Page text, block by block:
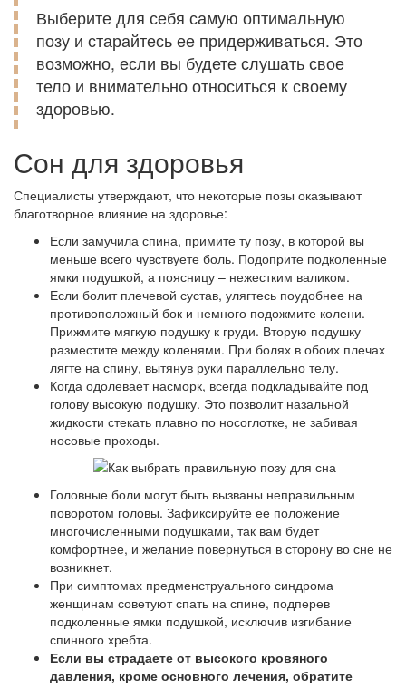
Выберите для себя самую оптимальную
позу и старайтесь ее придерживаться. Это
возможно, если вы будете слушать свое
тело и внимательно относиться к своему
здоровью.
Сон для здоровья
Специалисты утверждают, что некоторые позы оказывают
благотворное влияние на здоровье:
Если замучила спина, примите ту позу, в которой вы
меньше всего чувствуете боль. Подоприте подколенные
ямки подушкой, а поясницу – нежестким валиком.
Если болит плечевой сустав, улягтесь поудобнее на
противоположный бок и немного подожмите колени.
Прижмите мягкую подушку к груди. Вторую подушку
разместите между коленями. При болях в обоих плечах
лягте на спину, вытянув руки параллельно телу.
Когда одолевает насморк, всегда подкладывайте под
голову высокую подушку. Это позволит назальной
жидкости стекать плавно по носоглотке, не забивая
носовые проходы.
Головные боли могут быть вызваны неправильным
поворотом головы. Зафиксируйте ее положение
многочисленными подушками, так вам будет
комфортнее, и желание повернуться в сторону во сне не
возникнет.
При симптомах предменструального синдрома
женщинам советуют спать на спине, подперев
подколенные ямки подушкой, исключив изгибание
спинного хребта.
Если вы страдаете от высокого кровяного
давления, кроме основного лечения, обратите